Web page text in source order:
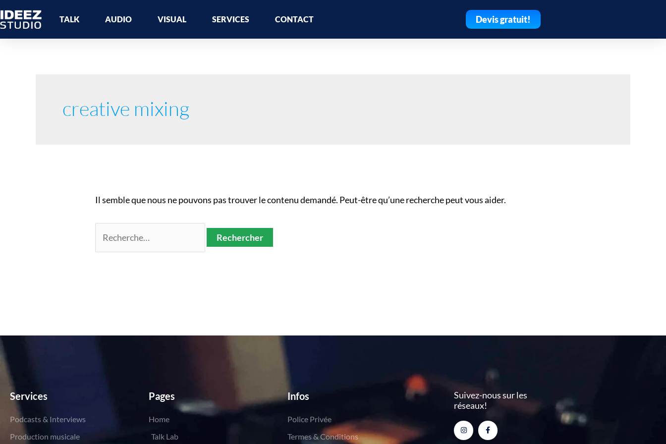
au
contenu
TALK AUDIO VISUAL SERVICES CONTACT Devis gratuit!
creative mixing
Il semble que nous ne pouvons pas trouver le contenu demandé. Peut-être qu’une recherche peut vous aider.
Services
Podcasts & Interviews
Production musicale
Pages
Home
Talk Lab
Infos
Police Privée
Termes & Conditions
Suivez-nous sur les
réseaux!
InstagramFacebook-
f